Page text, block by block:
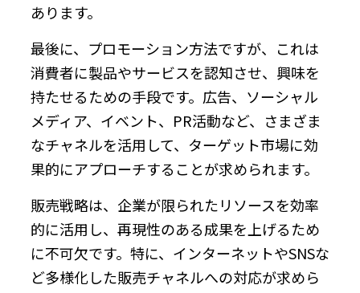
あります。
最後に、プロモーション方法ですが、これは
消費者に製品やサービスを認知させ、興味を
持たせるための手段です。広告、ソーシャル
メディア、イベント、PR活動など、さまざま
なチャネルを活用して、ターゲット市場に効
果的にアプローチすることが求められます。
販売戦略は、企業が限られたリソースを効率
的に活用し、再現性のある成果を上げるため
に不可欠です。特に、インターネットやSNSな
ど多様化した販売チャネルへの対応が求めら